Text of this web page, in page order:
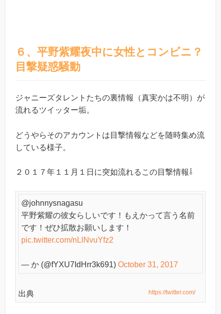
６、平野紫耀夜中に女性とコンビニ？
目撃疑惑騒動
ジャニーズタレントたちの裏情報（真実かは不明）が
流れるツイッター垢。
どうやらそのアカウントは目撃情報などを随時集め流
している様子。
２０１７年１１月１日に突如流れるこの目撃情報⇩
@johnnysnagasu
平野紫耀の彼女らしいです！もえかって言う名前
です！ぜひ拡散お願いします！
pic.twitter.com/nLlNvuYfz2
— か (@fYXU7IdHrr3k691) October 31, 2017
出典 https://twitter.com/